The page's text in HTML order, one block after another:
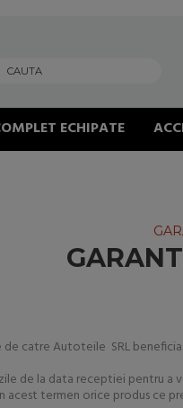
ECHIPATE
catre Autoteile SRL
de la data receptiei pentru
acest termen orice produs